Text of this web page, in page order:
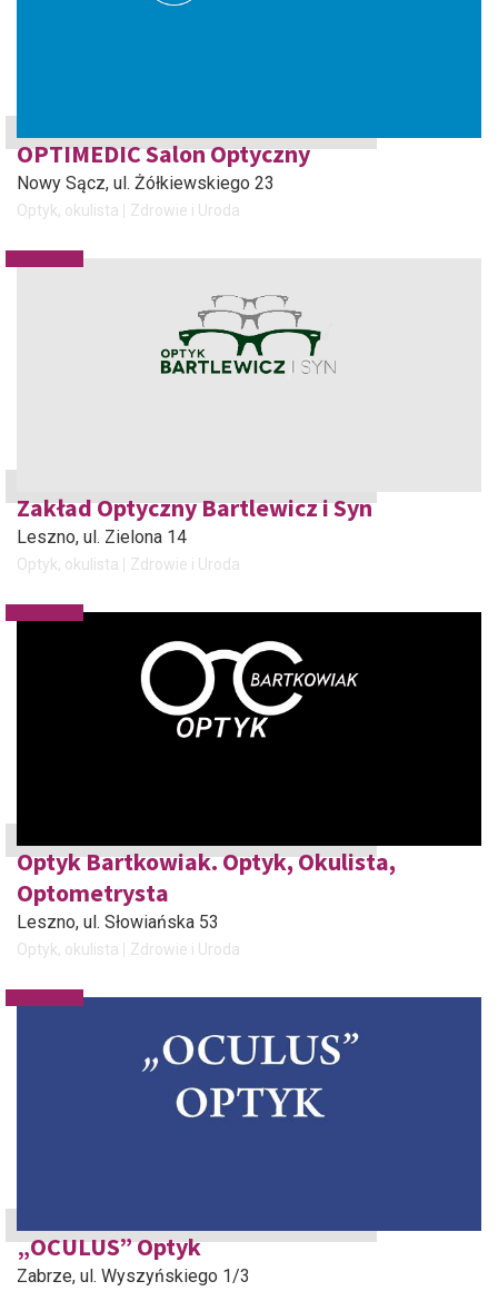
OPTIMEDIC Salon Optyczny
Nowy Sącz, ul. Żółkiewskiego 23
Optyk, okulista Zdrowie i Uroda
Zakład Optyczny Bartlewicz i Syn
Leszno, ul. Zielona 14
Optyk, okulista Zdrowie i Uroda
Optyk Bartkowiak. Optyk, Okulista,
Optometrysta
Leszno, ul. Słowiańska 53
Optyk, okulista Zdrowie i Uroda
„OCULUS” Optyk
Zabrze, ul. Wyszyńskiego 1/3